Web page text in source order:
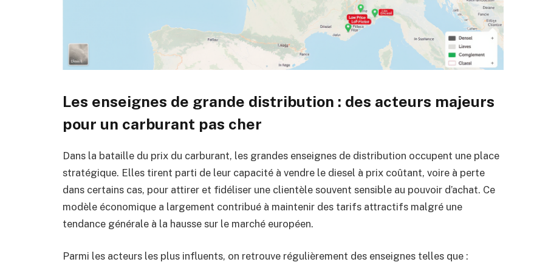
Les enseignes de grande distribution : des acteurs majeurs
pour un carburant pas cher
Dans la bataille du prix du carburant, les grandes enseignes de distribution occupent une place
stratégique. Elles tirent parti de leur capacité à vendre le diesel à prix coûtant, voire à perte
dans certains cas, pour attirer et fidéliser une clientèle souvent sensible au pouvoir d’achat. Ce
modèle économique a largement contribué à maintenir des tarifs attractifs malgré une
tendance générale à la hausse sur le marché européen.
Parmi les acteurs les plus influents, on retrouve régulièrement des enseignes telles que :